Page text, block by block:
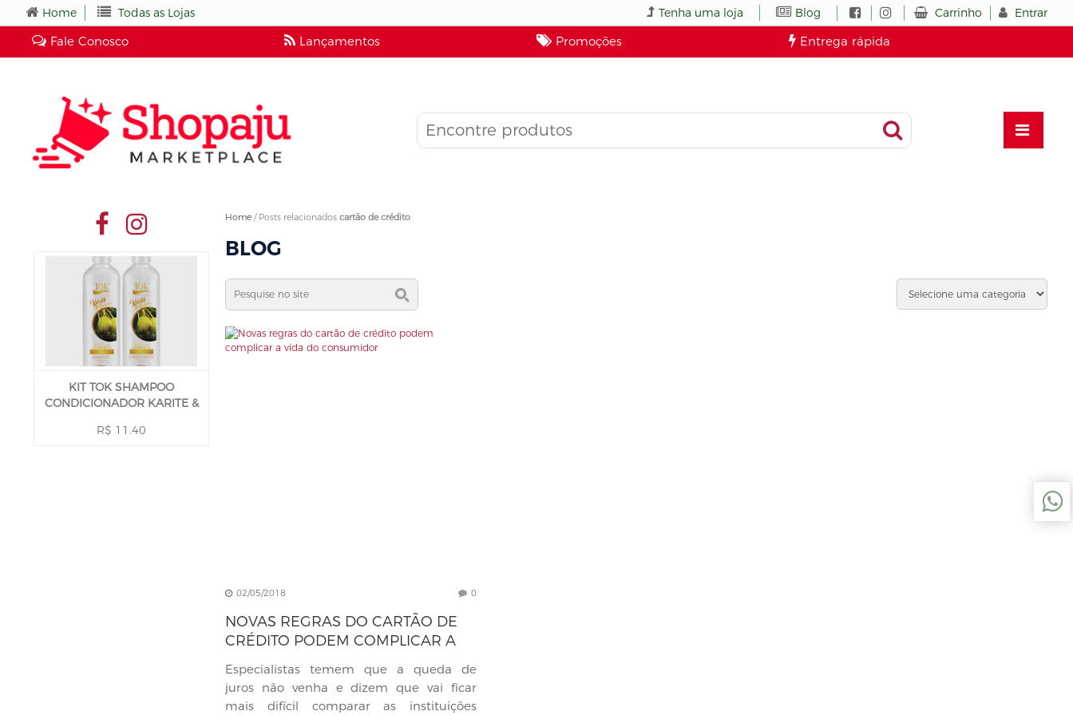
Fale Conosco Lançamentos Promoções Entrega rápida
Home Todas as Lojas Tenha uma loja Blog Carrinho Entrar
Home / Posts relacionados cartão de crédito
BLOG
02/05/2018 0
NOVAS REGRAS DO CARTÃO DE
CRÉDITO PODEM COMPLICAR A
Especialistas temem que a queda de
juros não venha e dizem que vai ficar
mais difícil comparar as instituições
KIT TOK SHAMPOO
CONDICIONADOR KARITE &
R$ 11.40